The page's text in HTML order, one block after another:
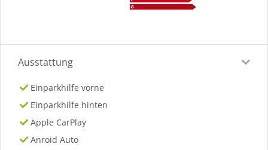
Ausstattung
Einparkhilfe vorne
Einparkhilfe hinten
Apple CarPlay
Anroid Auto